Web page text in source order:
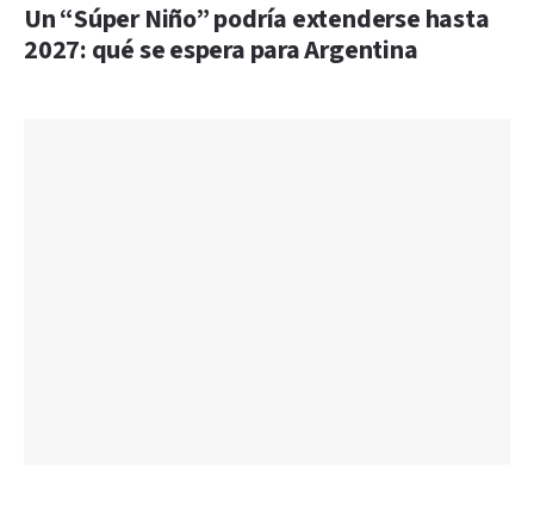
Un “Súper Niño” podría extenderse hasta
2027: qué se espera para Argentina